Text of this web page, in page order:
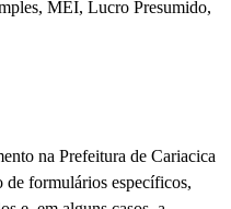
MEI, Lucro Presumido,
na Prefeitura de Cariacica
de formulários específicos,